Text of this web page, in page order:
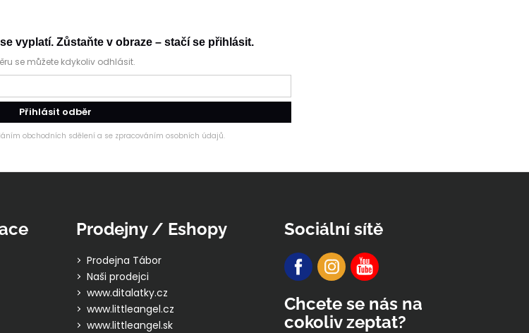
vyplatí. Zůstaňte v obraze – stačí se přihlásit.
se můžete kdykoliv odhlásit.
Přihlásit odběr
obchodních sdělení a se zpracováním osobních údajů.
Prodejny / Eshopy
Prodejna Tábor
Naši prodejci
www.ditalatky.cz
www.littleangel.cz
www.littleangel.sk
Sociální sítě
Chcete se nás na
cokoliv zeptat?